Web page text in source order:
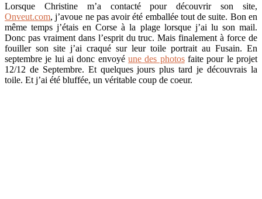
Lorsque Christine m’a contacté pour découvrir son site,
Onveut.com, j’avoue ne pas avoir été emballée tout de suite. Bon en
même temps j’étais en Corse à la plage lorsque j’ai lu son mail.
Donc pas vraiment dans l’esprit du truc. Mais finalement à force de
fouiller son site j’ai craqué sur leur toile portrait au Fusain. En
septembre je lui ai donc envoyé une des photosfaite pour le projet
12/12 de Septembre. Et quelques jours plus tard je découvrais la
toile. Et j’ai été bluffée, un véritable coup de coeur.